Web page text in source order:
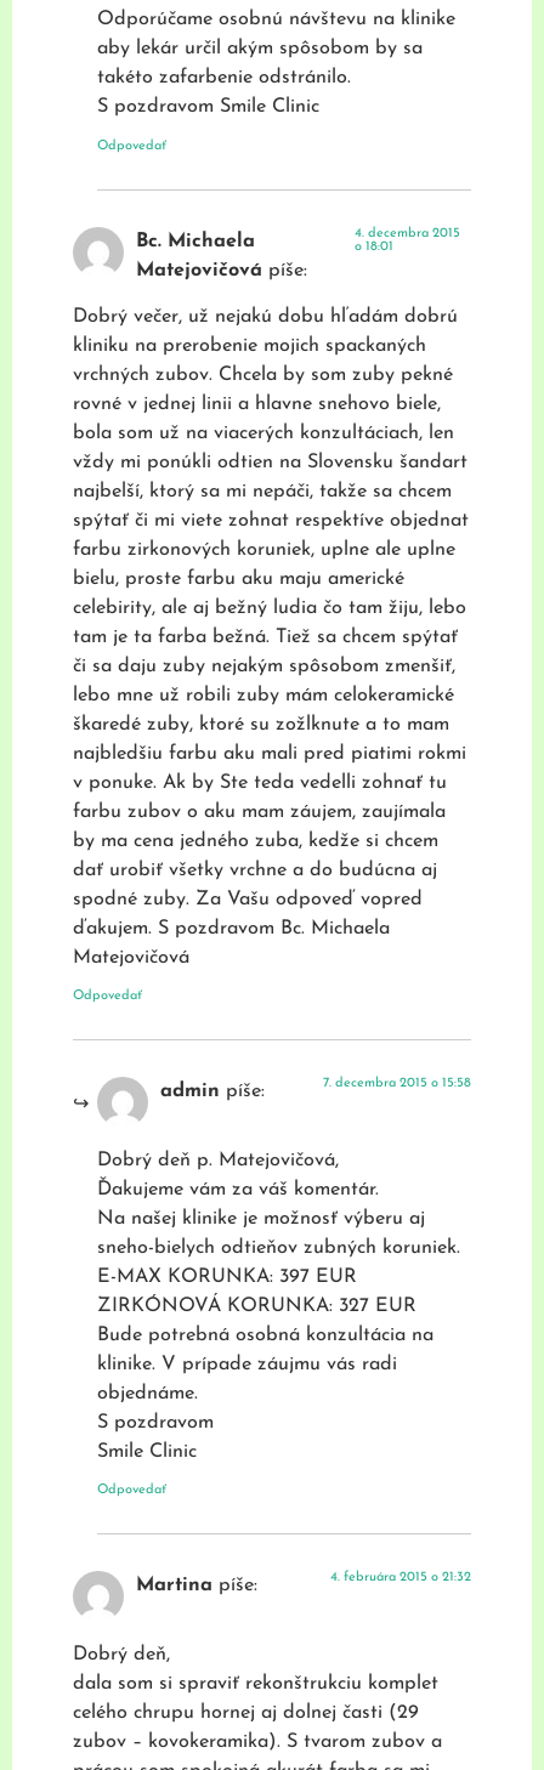
Odporúčame osobnú návštevu na klinike
aby lekár určil akým spôsobom by sa
takéto zafarbenie odstránilo.
S pozdravom Smile Clinic
Odpovedať
Bc. Michaela
Matejovičová píše:
4. decembra 2015
o 18:01
Dobrý večer, už nejakú dobu hľadám dobrú
kliniku na prerobenie mojich spackaných
vrchných zubov. Chcela by som zuby pekné
rovné v jednej linii a hlavne snehovo biele,
bola som už na viacerých konzultáciach, len
vždy mi ponúkli odtien na Slovensku šandart
najbelší, ktorý sa mi nepáči, takže sa chcem
spýtať či mi viete zohnat respektíve objednat
farbu zirkonových koruniek, uplne ale uplne
bielu, proste farbu aku maju americké
celebirity, ale aj bežný ludia čo tam žiju, lebo
tam je ta farba bežná. Tiež sa chcem spýtať
či sa daju zuby nejakým spôsobom zmenšiť,
lebo mne už robili zuby mám celokeramické
škaredé zuby, ktoré su zožlknute a to mam
najbledšiu farbu aku mali pred piatimi rokmi
v ponuke. Ak by Ste teda vedelli zohnať tu
farbu zubov o aku mam záujem, zaujímala
by ma cena jedného zuba, kedže si chcem
dať urobiť všetky vrchne a do budúcna aj
spodné zuby. Za Vašu odpoveď vopred
ďakujem. S pozdravom Bc. Michaela
Matejovičová
Odpovedať
admin píše: 7. decembra 2015 o 15:58
Dobrý deň p. Matejovičová,
Ďakujeme vám za váš komentár.
Na našej klinike je možnosť výberu aj
sneho-bielych odtieňov zubných koruniek.
E-MAX KORUNKA: 397 EUR
ZIRKÓNOVÁ KORUNKA: 327 EUR
Bude potrebná osobná konzultácia na
klinike. V prípade záujmu vás radi
objednáme.
S pozdravom
Smile Clinic
Odpovedať
Martina píše: 4. februára 2015 o 21:32
Dobrý deň,
dala som si spraviť rekonštrukciu komplet
celého chrupu hornej aj dolnej časti (29
zubov – kovokeramika). S tvarom zubov a